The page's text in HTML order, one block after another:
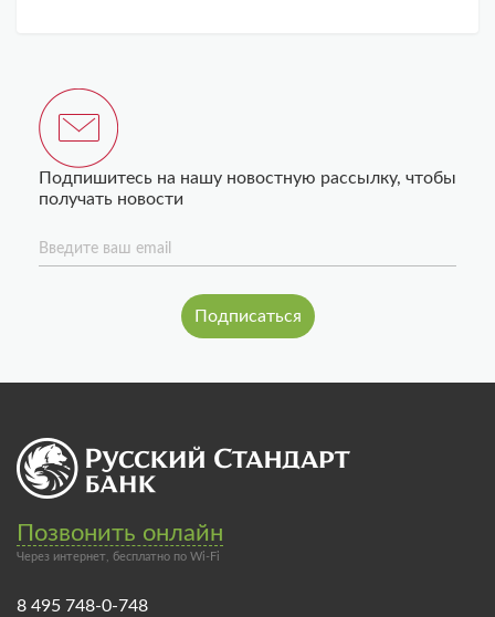
Подпишитесь на нашу новостную рассылку, чтобы
получать новости
Введите ваш email
Позвонить онлайн
Через интернет, бесплатно по Wi-Fi
8 495 748-0-748